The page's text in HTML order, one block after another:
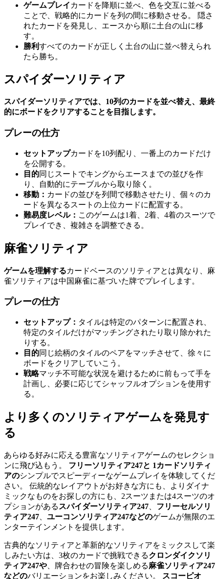
ゲームプレイ カードを降順に並べ、色を交互に並べる
ことで、戦略的にカードを列の間に移動させる。 隠さ
れたカードを発見し、エースから順に土台の山に移
す。
勝利すべてのカードが正しく土台の山に並べ替えられ
たら勝ち。
スパイダーソリティア
スパイダーソリティアでは、10列のカードを並べ替え、最終
的にボードをクリアすることを目指します。
プレーの仕方
セットアップカードを10列配り、一番上のカードだけ
を公開する。
目的同じスートでキングからエースまでの並びを作
り、自動的にテーブルから取り除く。
移動： カードの並びを列間で移動させたり、個々のカ
ードを異なるスートの上位カードに配置する。
難易度レベル： このゲームは1着、2着、4着のスーツで
プレイでき、複雑さを調整できる。
麻雀ソリティア
ゲームを理解するカードベースのソリティアとは異なり、麻
雀ソリティアは中国麻雀に基づいた牌でプレイします。
プレーの仕方
セットアップ： タイルは特定のパターンに配置され、
特定のタイルだけがマッチングされたり取り除かれた
りする。
目的同じ絵柄のタイルのペアをマッチさせて、徐々に
ボードをクリアしていこう。
戦略マッチ不可能な状況を避けるために前もって手を
計画し、必要に応じてシャッフルオプションを使用す
る。
より多くのソリティアゲームを発見す
る
あらゆる好みに応える豊富なソリティアゲームのセレクショ
ンに飛び込もう。 フリーソリティア247と 1カードソリティ
アのシンプルでスピーディーなゲームプレイを体験してくだ
さい。 伝統的なレイアウトがお好きな方にも、よりダイナ
ミックなものをお探しの方にも、2スーツまたは4スーツのオ
プションがある スパイダーソリティア247
フリーセルソリ
ティア247
ユーコンソリティア247などのゲームが無限のエ
ンターテインメントを提供します。
古典的なソリティアと革新的なソリティアをミックスして楽
しみたい方は、3枚のカードで挑戦できるクロンダイクソリ
ティア247や 、牌合わせの冒険を楽しめる麻雀ソリティア247
などのバリエーションをお楽しみください。 スコーピオ